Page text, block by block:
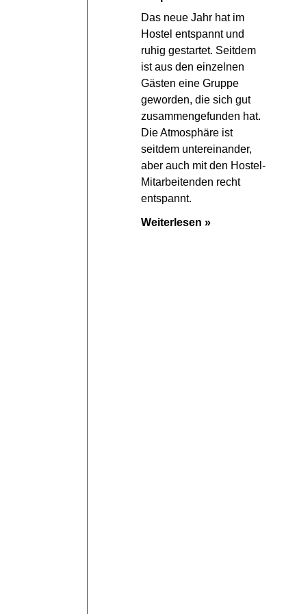
Das neue Jahr hat im
Hostel entspannt und
ruhig gestartet. Seitdem
ist aus den einzelnen
Gästen eine Gruppe
geworden, die sich gut
zusammengefunden hat.
Die Atmosphäre ist
seitdem untereinander,
aber auch mit den Hostel-
Mitarbeitenden recht
entspannt.
Weiterlesen »